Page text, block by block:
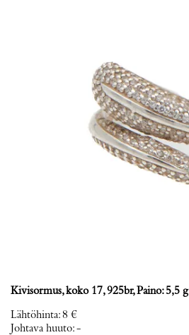
Kivisormus, koko 17, 925br, Paino: 5,5 g
Lähtöhinta:8 €
Johtava huuto:-